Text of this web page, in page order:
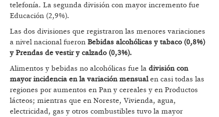
telefonía. La segunda división con mayor incremento fue
Educación (2,9%).
Las dos divisiones que registraron las menores variaciones
a nivel nacional fueron Bebidas alcohólicas y tabaco (0,8%)
y Prendas de vestir y calzado (0,3%).
Alimentos y bebidas no alcohólicas fue la división con
mayor incidencia en la variación mensualen casi todas las
regiones por aumentos en Pan y cereales y en Productos
lácteos; mientras que en Noreste, Vivienda, agua,
electricidad, gas y otros combustibles tuvo la mayor